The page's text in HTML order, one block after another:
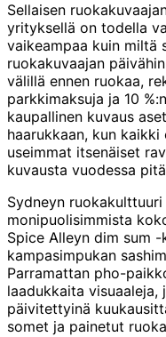
Sellaisen
yrityksellä on todella
vaikeampaa kuin miltä
ruokakuvaajan
välillä ennen ruokaa,
parkkimaksuja ja 10
kaupallinen kuvaus
haarukkaan, kun
useimmat itsenäiset
kuvausta vuodessa
Sydneyn
monipuolisimmista
Spice Alleyn dim sum
kampasimpukan
Parramattan pho-
laadukkaita
päivitettyinä
somet ja painetut